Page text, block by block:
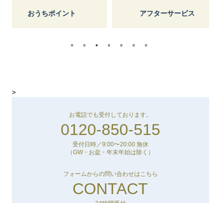
アフターサービス
>
お電話でも受付しております。
0120-850-515
受付日時／9:00〜20:00 無休
（GW・お盆・年末年始は除く）
フォームからの問い合わせはこちら
CONTACT